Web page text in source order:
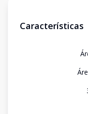
Características